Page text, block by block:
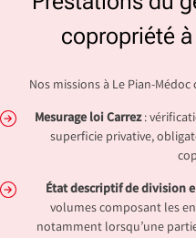
copropriété
Nos missions à Le Pian-
Mesurage loi Carrez:
superficie privative,
État descriptif de division
volumes composant les
notamment lorsqu’une